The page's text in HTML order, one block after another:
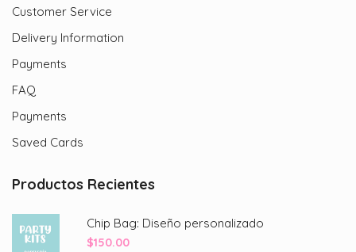
Customer Service
Delivery Information
Payments
FAQ
Payments
Saved Cards
Productos Recientes
Chip Bag: Diseño personalizado
$150.00